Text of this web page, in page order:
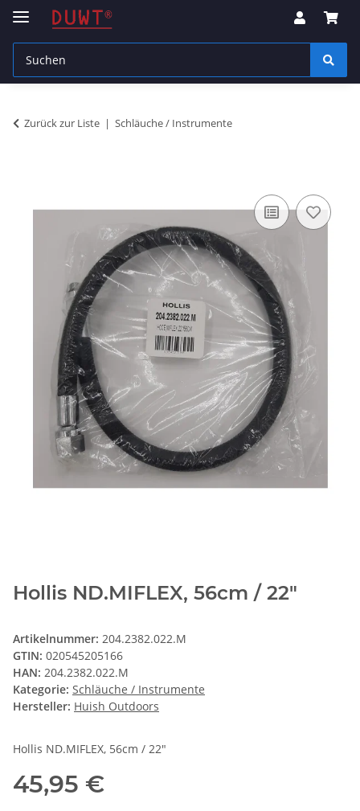
Zurück zur Liste Schläuche / Instrumente
Hollis ND.MIFLEX, 56cm / 22"
Artikelnummer: 204.2382.022.M
GTIN: 020545205166
HAN: 204.2382.022.M
Kategorie: Schläuche / Instrumente
Hersteller: Huish Outdoors
Hollis ND.MIFLEX, 56cm / 22"
45,95 €